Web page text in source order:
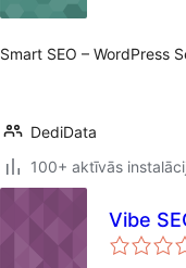
Smart SEO – WordPress
DediData
100+ aktīvās
Vibe